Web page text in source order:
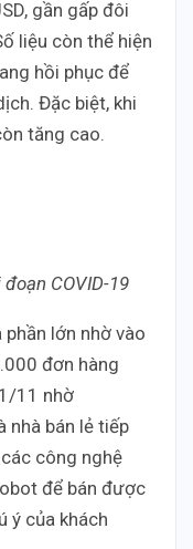
gần gấp đôi
liệu còn thể hiện
hồi phục để
Đặc biệt, khi
tăng cao.
COVID-19
lớn nhờ vào
đơn hàng
11 nhờ
nhà bán lẻ tiếp
công nghệ
để bán được
ý của khách